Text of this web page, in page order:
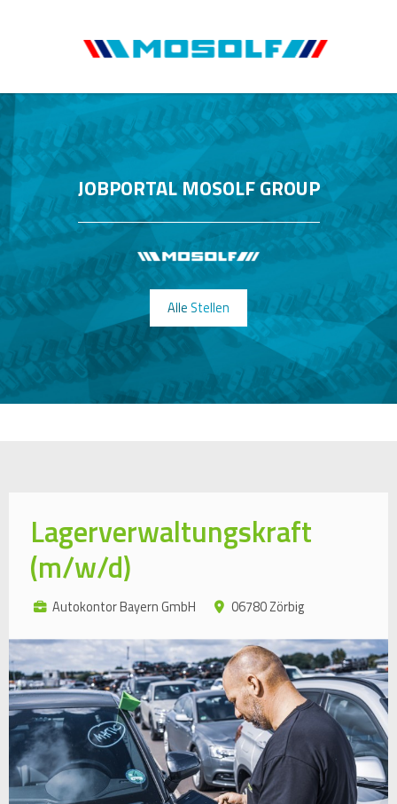
JOBPORTAL MOSOLF GROUP
Alle Stellen
Lagerverwaltungskraft
(m/w/d)
Autokontor Bayern GmbH 06780 Zörbig